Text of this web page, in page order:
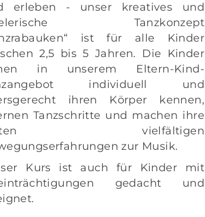
erleben - unser kreatives und
Tanzkonzept
ist für alle Kinder
2,5 bis 5 Jahren. Die Kinder
in unserem Eltern-Kind-
individuell und
ihren Körper kennen,
Tanzschritte und machen ihre
vielfältigen
zur Musik.
Kurs ist auch für Kinder mit
gedacht und